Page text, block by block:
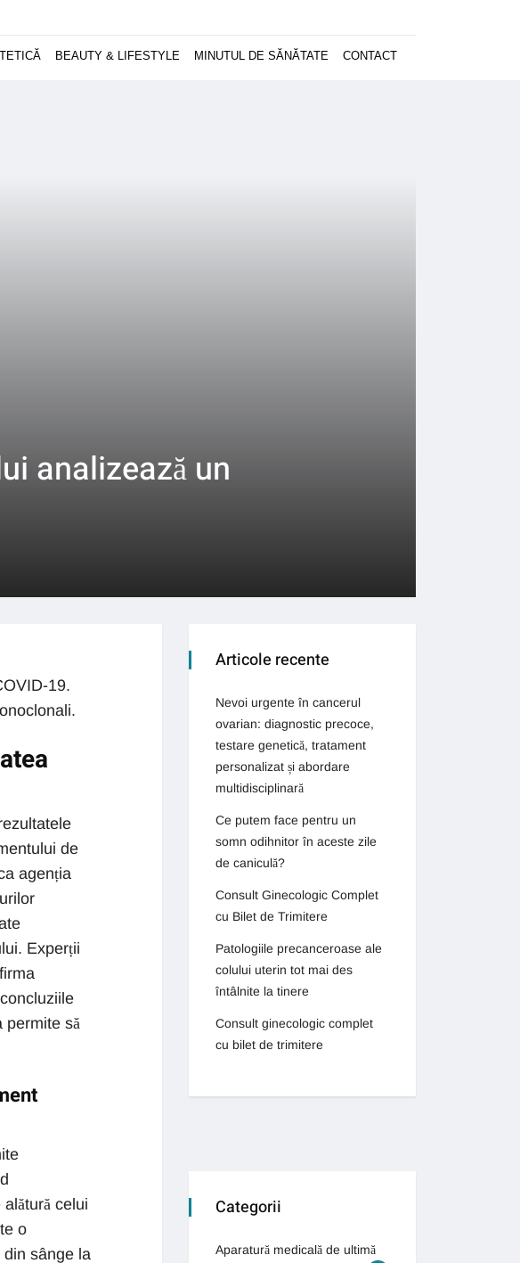
BEAUTY & LIFESTYLE MINUTUL DE SĂNĂTATE CONTACT
analizează un
19.
de
agenția
Experții
permite să
alătură celui
o
sânge la
Articole recente
Nevoi urgente în cancerul
ovarian: diagnostic precoce,
testare genetică, tratament
personalizat și abordare
multidisciplinară
Ce putem face pentru un
somn odihnitor în aceste zile
de caniculă?
Consult Ginecologic Complet
cu Bilet de Trimitere
Patologiile precanceroase ale
colului uterin tot mai des
întâlnite la tinere
Consult ginecologic complet
cu bilet de trimitere
Categorii
Aparatură medicală de ultimă